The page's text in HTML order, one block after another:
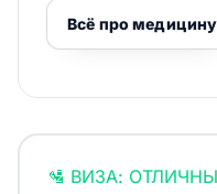
Всё про медицину
🛂 ВИЗА: